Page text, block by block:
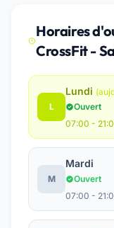
Horaires
CrossFit -
L
Lundi
Ouvert
07:00 -
M
Mardi
Ouvert
07:00 -